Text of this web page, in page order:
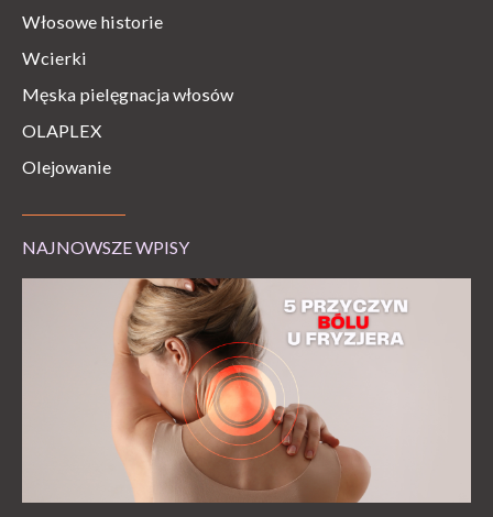
Włosowe historie
Wcierki
Męska pielęgnacja włosów
OLAPLEX
Olejowanie
NAJNOWSZE WPISY